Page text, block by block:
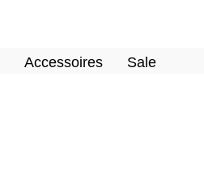
Accessoires Sale